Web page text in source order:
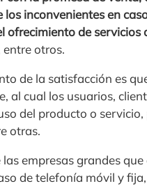
inconvenientes en
de servicios
entre otros.
de la satisfacción es
al cual los usuarios,
del producto o
otras.
empresas grandes
de telefonía móvil y